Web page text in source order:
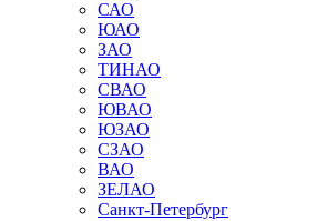
САО
ЮАО
ЗАО
ТИНАО
СВАО
ЮВАО
ЮЗАО
СЗАО
ВАО
ЗЕЛАО
Санкт-Петербург